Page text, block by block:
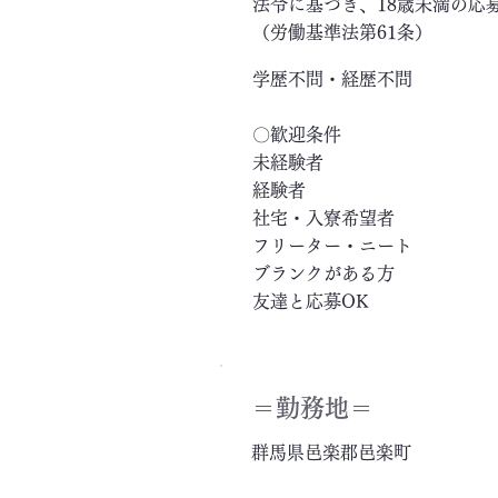
法令に基づき、18歳未満の応
（労働基準法第61条）
学歴不問・経歴不問
〇歓迎条件
未経験者
経験者
社宅・入寮希望者
フリーター・ニート
ブランクがある方
友達と応募OK
＝​勤務地＝
群馬県邑楽郡邑楽町